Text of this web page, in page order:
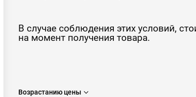
В случае соблюдения этих условий,
на момент получения товара.
Возрастанию цены